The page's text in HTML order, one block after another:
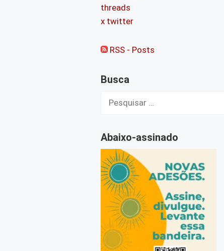
threads
x twitter
RSS - Posts
Busca
Pesquisar
Abaixo-assinado